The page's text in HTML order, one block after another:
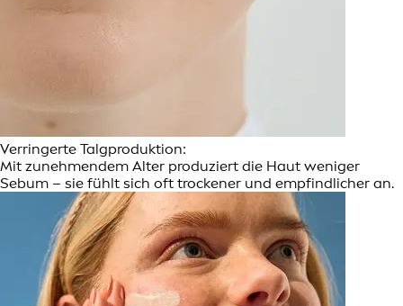
Verringerte Talgproduktion:
Mit zunehmendem Alter produziert die Haut weniger
Sebum – sie fühlt sich oft trockener und empfindlicher an.